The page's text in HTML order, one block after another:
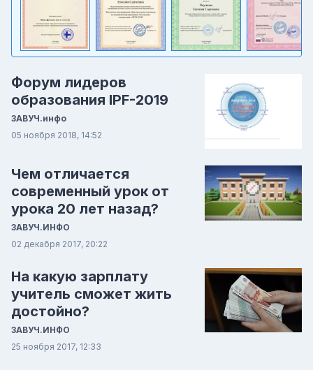
Форум лидеров
образования IPF-2019
ЗАВУЧ.инфо
05 ноября 2018, 14:52
Чем отличается
современный урок от
урока 20 лет назад?
ЗАВУЧ.ИНФО
02 декабря 2017, 20:22
На какую зарплату
учитель сможет жить
достойно?
ЗАВУЧ.ИНФО
25 ноября 2017, 12:33